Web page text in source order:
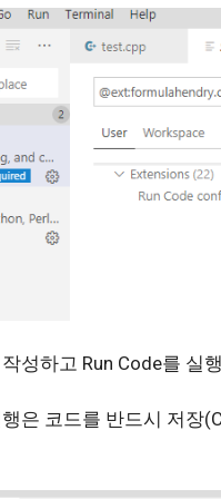
성하고 Run Code를 실
은 코드를 반드시 저장